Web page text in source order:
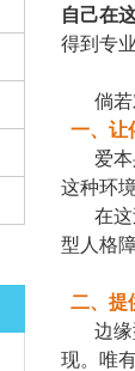
自己在
得到专
倘
一、 让
爱
这种环
在这
型人格
二、 提
边
现。唯